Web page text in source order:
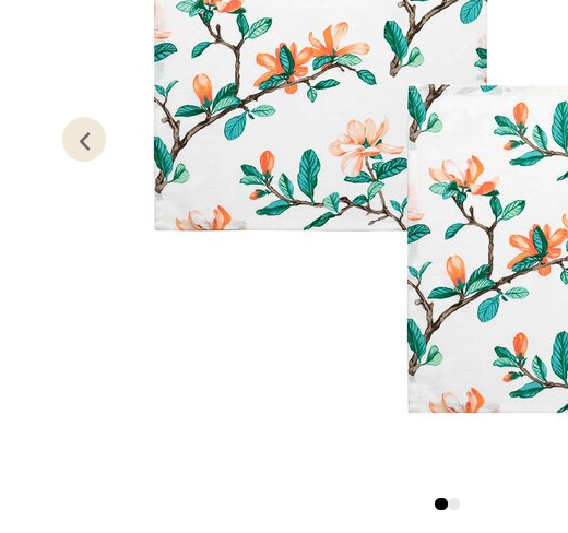
Lillemarkens
Åpent i dag 09-18
0 i butikk
Oslo -
Erich Mogensøns
Åpent i dag 10-21
0 i butikk
Bryne/
Jupiterveien 2,